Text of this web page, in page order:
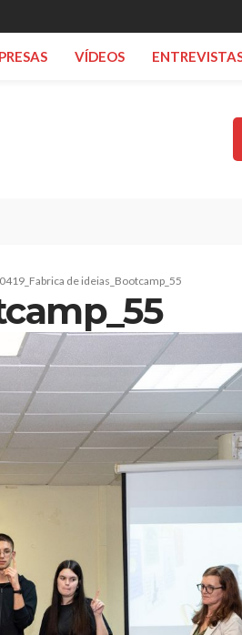
VÍDEOS
de ideias_Bootcamp_55